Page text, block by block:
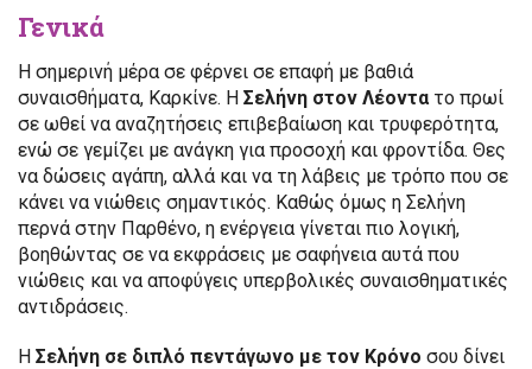
Γενικά
Η σημερινή μέρα σε φέρνει σε επαφή με βαθιά
συναισθήματα, Καρκίνε. Η Σελήνη στον Λέοντατο πρωί
σε ωθεί να αναζητήσεις επιβεβαίωση και τρυφερότητα,
ενώ σε γεμίζει με ανάγκη για προσοχή και φροντίδα. Θες
να δώσεις αγάπη, αλλά και να τη λάβεις με τρόπο που σε
κάνει να νιώθεις σημαντικός. Καθώς όμως η Σελήνη
περνά στην Παρθένο, η ενέργεια γίνεται πιο λογική,
βοηθώντας σε να εκφράσεις με σαφήνεια αυτά που
νιώθεις και να αποφύγεις υπερβολικές συναισθηματικές
αντιδράσεις.
Η Σελήνη σε διπλό πεντάγωνο με τον Κρόνο σου δίνει